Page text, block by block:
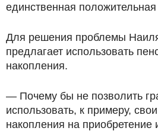
единственная положительная
Для решения проблемы
предлагает использовать
накопления.
— Почему бы не позволить
использовать, к примеру,
накопления на приобретение